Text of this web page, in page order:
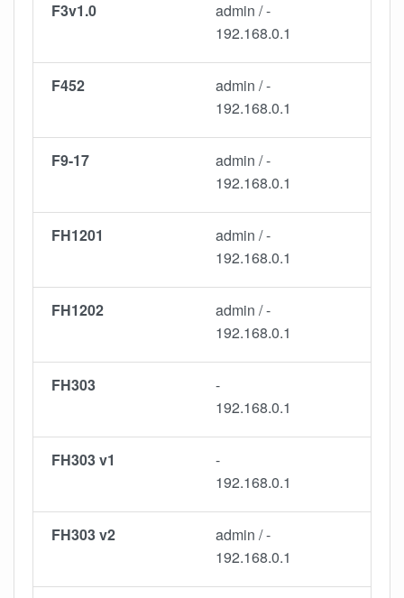
F3v1.0
admin / -
192.168.0.1
F452
admin / -
192.168.0.1
F9-17
admin / -
192.168.0.1
FH1201
admin / -
192.168.0.1
FH1202
admin / -
192.168.0.1
FH303
-
192.168.0.1
FH303 v1
-
192.168.0.1
FH303 v2
admin / -
192.168.0.1